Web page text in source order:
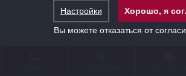
Настройки
Хорошо, я
Вы можете отказаться от